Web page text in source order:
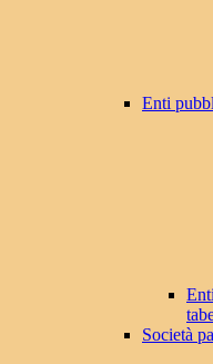
Enti
Società